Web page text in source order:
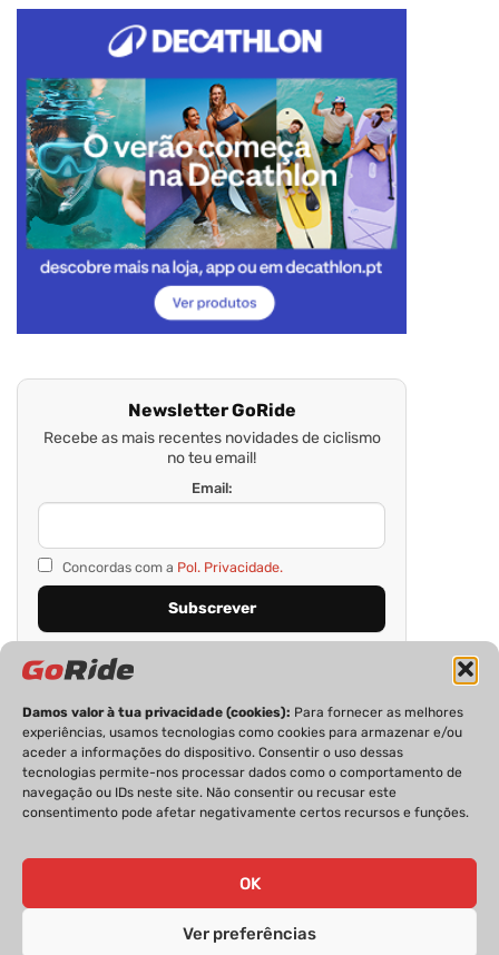
Damos valor à tua privacidade (cookies): Para fornecer as melhores
experiências, usamos tecnologias como cookies para armazenar e/ou
aceder a informações do dispositivo. Consentir o uso dessas
tecnologias permite-nos processar dados como o comportamento de
navegação ou IDs neste site. Não consentir ou recusar este
consentimento pode afetar negativamente certos recursos e funções.
OK
Ver preferências
Newsletter GoRide
Recebe as mais recentes novidades de ciclismo
no teu email!
Email:
Concordas com a Pol. Privacidade.
PRIVACIDADE FICHA TÉCNICA
ESTATUTO EDITORIAL